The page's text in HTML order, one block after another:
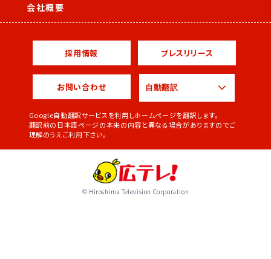
会社概要
採用情報 プレスリリース
お問い合わせ
Google自動翻訳サービスを利用しホームページを翻訳します。
翻訳前の日本語ページの本来の内容と異なる場合がありますのでご
理解のうえご利用下さい。
© Hiroshima Television Corporation